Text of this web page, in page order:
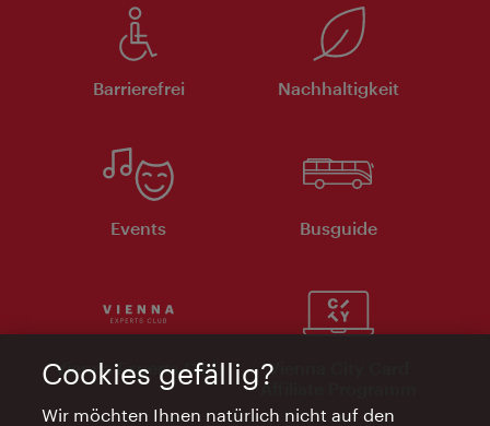
Barrierefrei Nachhaltigkeit
Events Busguide
Vienna Experts Club
Vienna City Card
Affiliate Programm
Cookies gefällig?
Wir möchten Ihnen natürlich nicht auf den